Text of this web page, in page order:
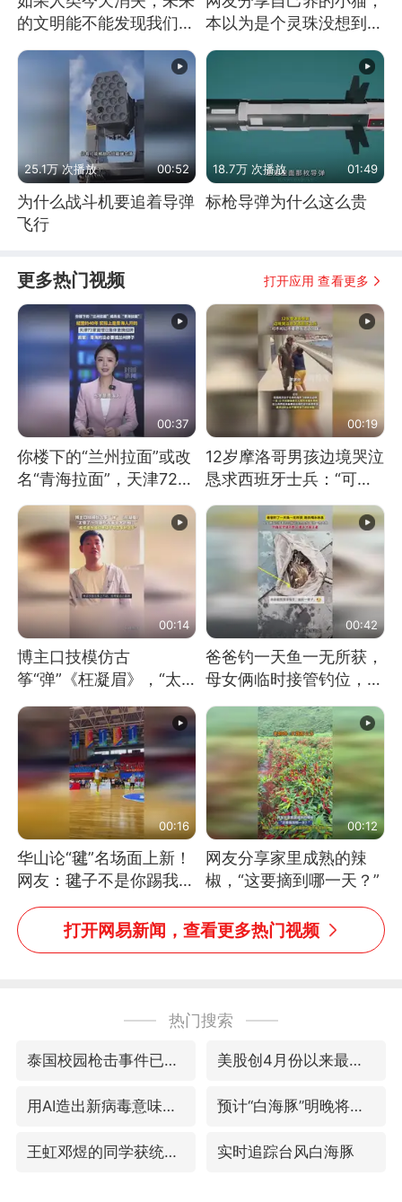
的文明能不能发现我们存
本以为是个灵珠没想到是
25.1万 次播放 00:52
为什么战斗机要追着导弹
飞行
18.7万 次播放 01:49
标枪导弹为什么这么贵
更多热门视频 打开应用 查看更多
00:37
你楼下的“兰州拉面”或改
名“青海拉面”，天津72家
面馆已集体更换招牌
00:19
12岁摩洛哥男孩边境哭泣
恳求西班牙士兵：“可不
可以不要把我遣返回国”
00:14
博主口技模仿古
筝“弹”《枉凝眉》，“太
像了～你是吃古筝长大的
吗？”“或将成为首位考级
不带古筝的选手。”（来
源：新华每日电讯）
00:42
爸爸钓一天鱼一无所获，
母女俩临时接管钓位，用
玩具鱼竿钓上大鱼
00:16
华山论“毽”名场面上新！
网友：毽子不是你踢我
捡，我踢你捡吗
00:12
网友分享家里成熟的辣
椒，“这要摘到哪一天？”
打开网易新闻，查看更多热门视频
热门搜索
泰国校园枪击事件已致8死30余伤 美股创4月份以来最大单周涨幅
用AI造出新病毒意味着什么 预计“白海豚”明晚将在浙江舟山到福建福鼎一带沿海登陆
王虹邓煜的同学获统计学界诺贝尔奖 实时追踪台风白海豚